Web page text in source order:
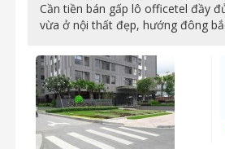
Cần tiền bán gấp lô officetel đầy
vừa ở nội thất đẹp, hướng đông